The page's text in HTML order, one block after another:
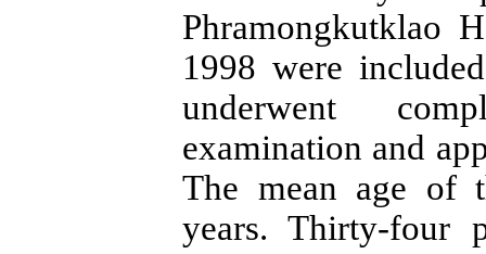
Phramongkutklao
1998 were
underwent
examination and
The mean age of
years. Thirty-four